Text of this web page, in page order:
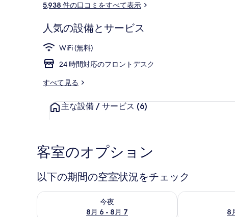
リ
ー
ミ
5,938 件の口コミをすべて表示
人気の設備とサービス
WiFi (無料)
24 時間対応のフロントデスク
すべて見る
主な設備 / サービス (6)
客室のオプション
以下の期間の空室状況をチェック
今夜
8月 6 - 8月 7
今夜 8月 6 - 8月 7 の空室状況をチェック
8
明日 8月 7 - 8